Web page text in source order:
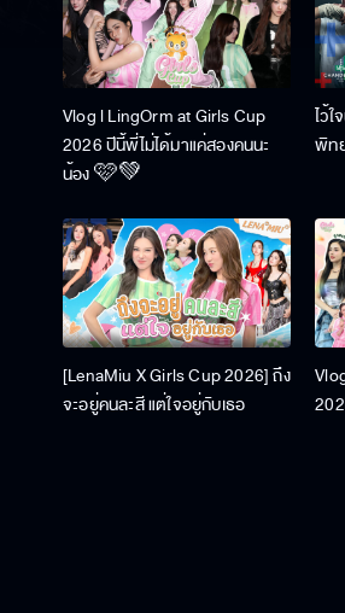
Vlog l LingOrm at Girls Cup
2026 ปีนี้พี่ไม่ได้มาแค่สองคนนะ
น้อง 🩷💚
ไว้
พิท
[LenaMiu X Girls Cup 2026] ถึง
จะอยู่คนละสี แต่ใจอยู่กับเธอ